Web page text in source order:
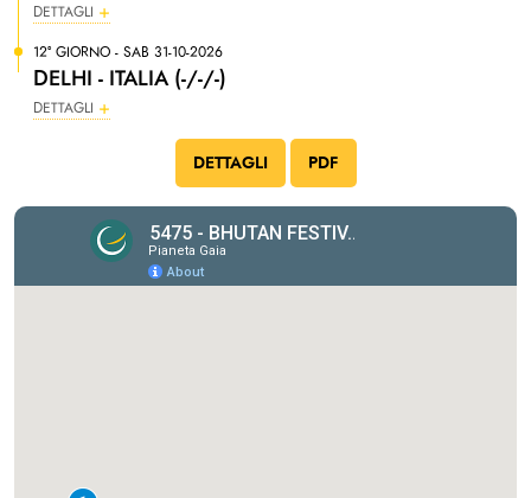
DETTAGLI
12° GIORNO - SAB 31-10-2026
DELHI - ITALIA (-/-/-)
DETTAGLI
DETTAGLI PDF